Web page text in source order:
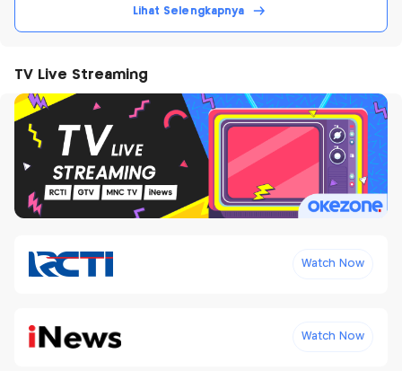
Lihat Selengkapnya
TV Live Streaming
Watch Now
Watch Now